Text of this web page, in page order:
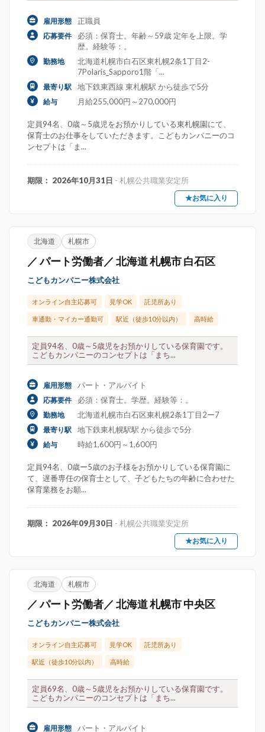
雇用形態 正職員
応募要件
必須：保育士。年齢～59歳 定年を上限。学
歴。経験等：。
勤務地
北海道札幌市白石区東札幌2条1丁目2-
7Polaris_Sapporo1階「...
最寄り駅 地下鉄東西線 東札幌駅 から徒歩で5分
給与 月給255,000円～270,000円
定員94名、0歳～5歳児をお預かりしている東札幌園にて、
保育士のお仕事をしていただきます。こどもカンパニーのコ
ンセプトは「ま...
期限： 2026年10月31日 - 札幌公共職業安定所
★お気に入り
北海道 札幌市
／ パート労働者／ 北海道 札幌市 白石区
こどもカンパニー株式会社
オンライン自主応募可 見学OK 託児所あり
車通勤・マイカー通勤可 駅近（徒歩10分以内） 高時給
定員94名、0歳～5歳児をお預かりしている保育園です。
こどもカンパニーのコンセプトは「まち...
雇用形態 パート・アルバイト
応募要件 必須：保育士。学歴。経験等：。
勤務地 北海道札幌市白石区東札幌2条1丁目2ー7
最寄り駅 地下鉄東札幌駅駅 から徒歩で5分
給与 時給1,600円～1,600円
定員94名、0歳ー5歳のお子様をお預かりしている保育園に
て、遅番専任の保育士として、子どもたちの年齢に合わせた
保育業務をお願...
期限： 2026年09月30日 - 札幌公共職業安定所
★お気に入り
北海道 札幌市
／ パート労働者／ 北海道 札幌市 中央区
こどもカンパニー株式会社
オンライン自主応募可 見学OK 託児所あり
駅近（徒歩10分以内） 高時給
定員69名、0歳～5歳児をお預かりしている保育園です。
こどもカンパニーのコンセプトは「まち...
雇用形態 パート・アルバイト